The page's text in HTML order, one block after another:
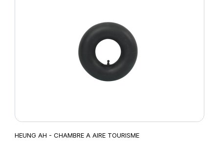
HEUNG AH - CHAMBRE A AIRE TOURISME